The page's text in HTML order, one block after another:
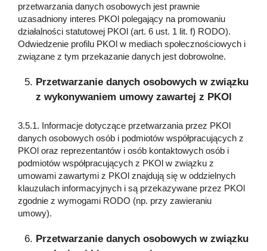
przetwarzania danych osobowych jest prawnie
uzasadniony interes PKOl polegający na promowaniu
działalności statutowej PKOl (art. 6 ust. 1 lit. f) RODO).
Odwiedzenie profilu PKOl w mediach społecznościowych i
związane z tym przekazanie danych jest dobrowolne.
Przetwarzanie danych osobowych w związku
z wykonywaniem umowy zawartej z PKOl
3.5.1. Informacje dotyczące przetwarzania przez PKOl
danych osobowych osób i podmiotów współpracujących z
PKOl oraz reprezentantów i osób kontaktowych osób i
podmiotów współpracujących z PKOl w związku z
umowami zawartymi z PKOl znajdują się w oddzielnych
klauzulach informacyjnych i są przekazywane przez PKOl
zgodnie z wymogami RODO (np. przy zawieraniu
umowy).
Przetwarzanie danych osobowych w związku